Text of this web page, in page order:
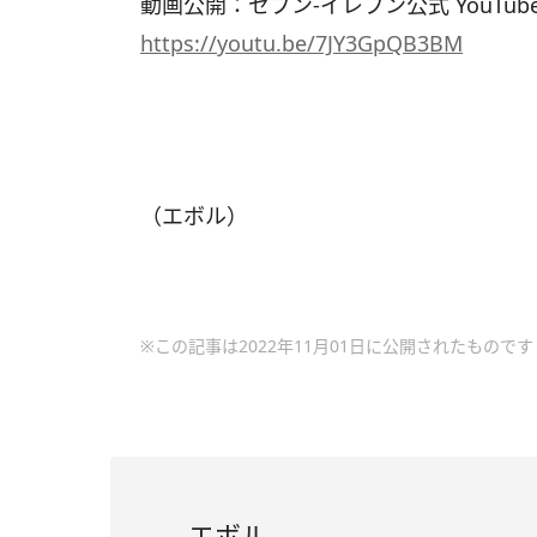
https://youtu.be/7JY3GpQB3BM
（エボル）
※この記事は2022年11月01日に公開されたものです